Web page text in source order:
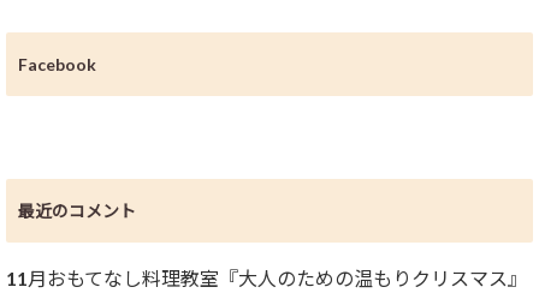
Facebook
最近のコメント
11月おもてなし料理教室『大人のための温もりクリスマス』